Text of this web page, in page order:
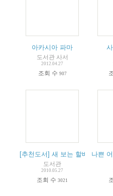
아카시아 파마
도서관 사서
2012.04.27
조회 수 907
[추천도서] 새 보는 할배 (3)
도서관
2010.05.27
조회 수 3021
나쁜